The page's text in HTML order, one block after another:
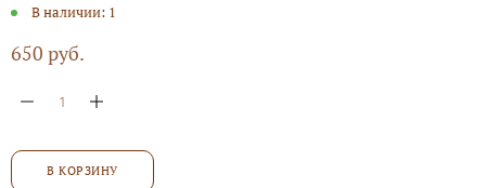
В наличии: 1
650 руб.
В КОРЗИНУ